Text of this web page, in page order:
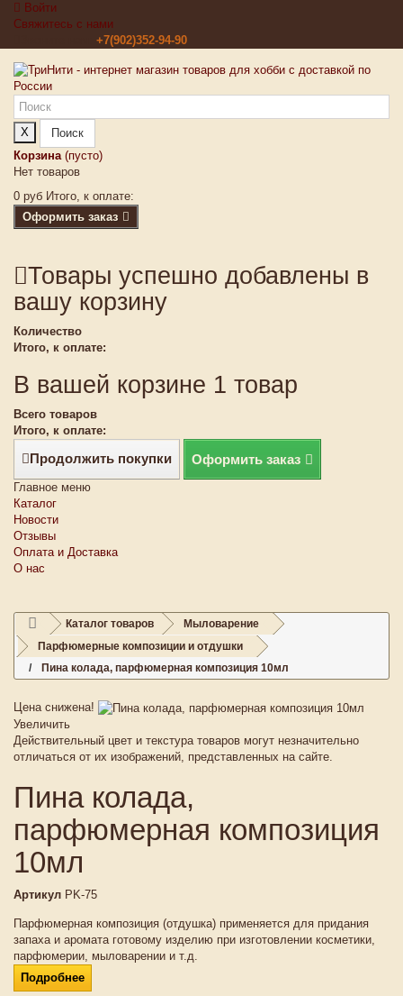
Войти
Свяжитесь с нами
+7(902)352-94-90
X
Поиск
Корзина (пусто)
Нет товаров
0 руб Итого, к оплате:
Оформить заказ
Товары успешно добавлены в
вашу корзину
Количество
Итого, к оплате:
В вашей корзине 1 товар
Всего товаров
Итого, к оплате:
Продолжить покупки Оформить заказ
Главное меню
Каталог
Новости
Отзывы
Оплата и Доставка
О нас
Каталог товаров
Мыловарение
Парфюмерные композиции и отдушки
Пина колада, парфюмерная композиция 10мл
Цена снижена!
Увеличить
Действительный цвет и текстура товаров могут незначительно
отличаться от их изображений, представленных на сайте.
Пина колада,
парфюмерная композиция
10мл
Артикул PK-75
Парфюмерная композиция (отдушка) применяется для придания
запаха и аромата готовому изделию при изготовлении косметики,
парфюмерии, мыловарении и т.д.
Подробнее